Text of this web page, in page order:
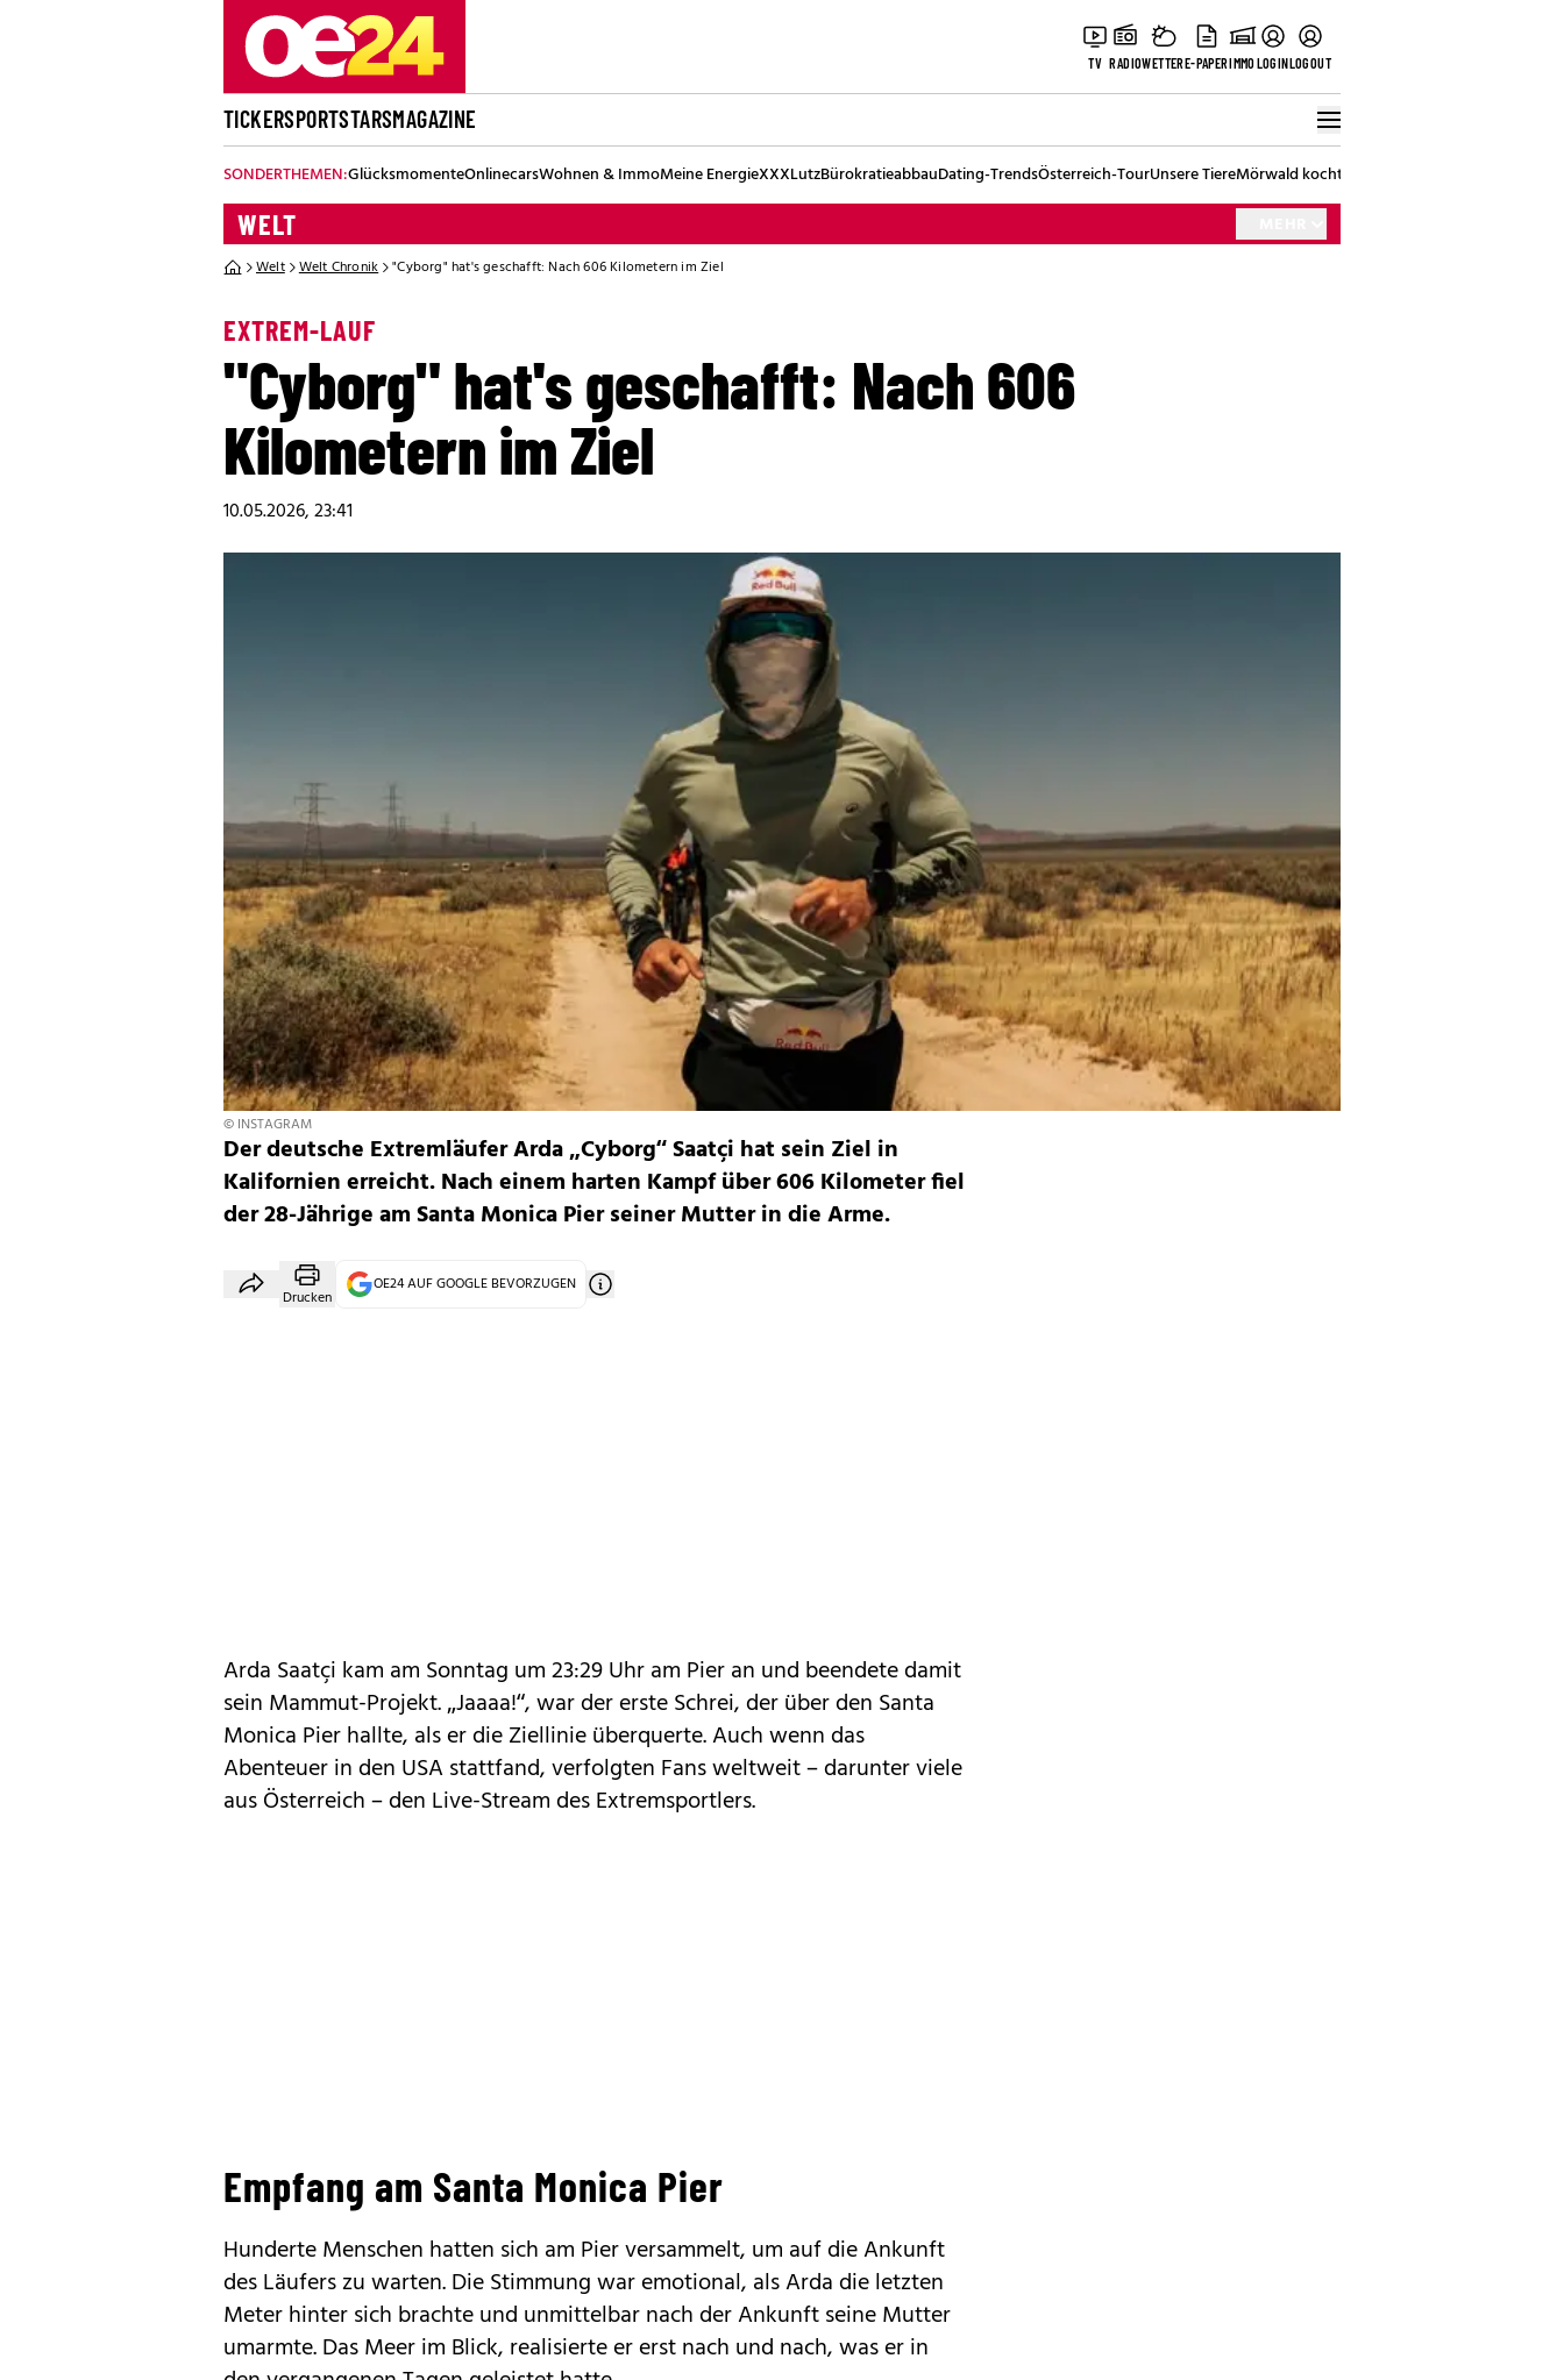
TV RADIOWETTERE-PAPERIMMOLOGINLOGOUT
TICKERSPORTSTARSMAGAZINE
SONDERTHEMEN:GlücksmomenteOnlinecarsWohnen & ImmoMeine EnergieXXXLutzBürokratieabbauDating-TrendsÖsterreich-TourUnsere TiereMörwald kocht
WELT
Welt Welt Chronik "Cyborg" hat's geschafft: Nach 606 Kilometern im Ziel
EXTREM-LAUF
"Cyborg" hat's geschafft: Nach 606
Kilometern im Ziel
10.05.2026, 23:41
© INSTAGRAM
Der deutsche Extremläufer Arda „Cyborg“ Saatçi hat sein Ziel in
Kalifornien erreicht. Nach einem harten Kampf über 606 Kilometer fiel
der 28-Jährige am Santa Monica Pier seiner Mutter in die Arme.
Drucken
OE24 AUF GOOGLE BEVORZUGEN
Arda Saatçi kam am Sonntag um 23:29 Uhr am Pier an und beendete damit
sein Mammut-Projekt. „Jaaaa!“, war der erste Schrei, der über den Santa
Monica Pier hallte, als er die Ziellinie überquerte. Auch wenn das
Abenteuer in den USA stattfand, verfolgten Fans weltweit – darunter viele
aus Österreich – den Live-Stream des Extremsportlers.
Empfang am Santa Monica Pier
Hunderte Menschen hatten sich am Pier versammelt, um auf die Ankunft
des Läufers zu warten. Die Stimmung war emotional, als Arda die letzten
Meter hinter sich brachte und unmittelbar nach der Ankunft seine Mutter
umarmte. Das Meer im Blick, realisierte er erst nach und nach, was er in